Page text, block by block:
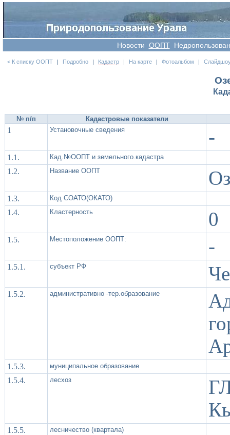
Новости OOПT
< К списку ООПТ | Подробно | Кадастр | На карте | Фотоальбом |
№ п/п Кадастровые показатели
1 Установочные сведения -
1.1. Кад.№ООПТ и земельного.кадастра
1.2. Название ООПТ
1.3. Код СОАТО(ОКАТО)
1.4. Кластерность 0
1.5. Местоположение ООПТ: -
1.5.1. субъект РФ
1.5.2. административно -тер.образование
1.5.3. муниципальное образование
1.5.4. лесхоз
1.5.5. лесничество (квартала)